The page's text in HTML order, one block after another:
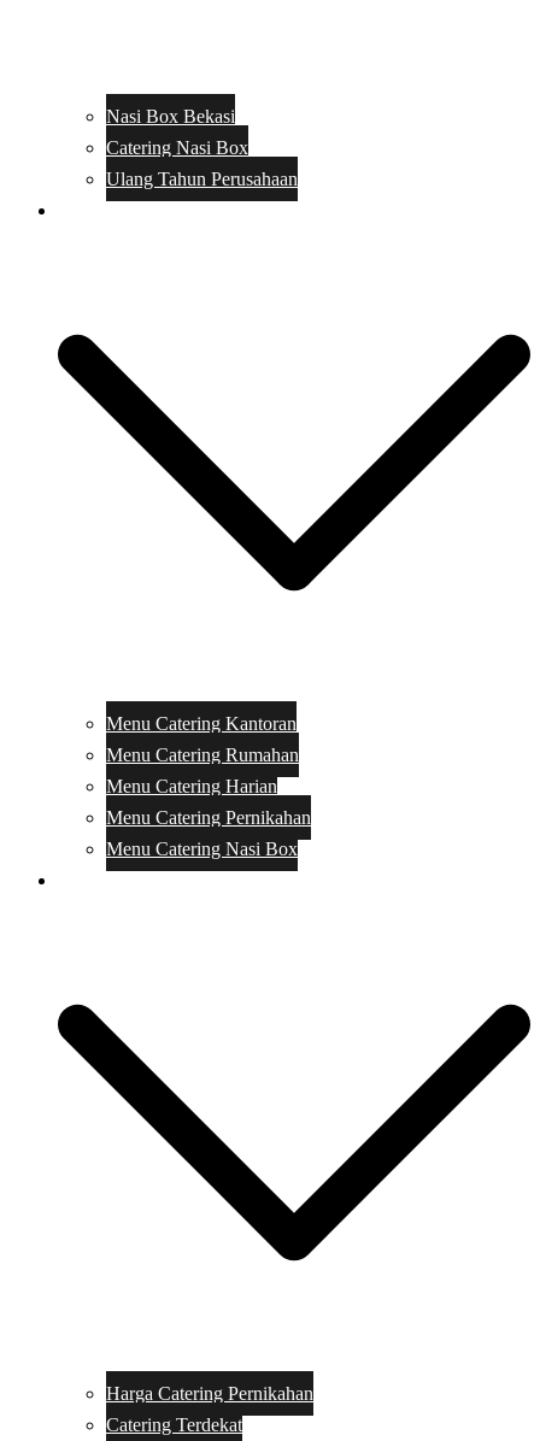
Nasi Box Bekasi
Catering Nasi Box
Ulang Tahun Perusahaan
Menu Catering Kantoran
Menu Catering Rumahan
Menu Catering Harian
Menu Catering Pernikahan
Menu Catering Nasi Box
Harga Catering Pernikahan
Catering Terdekat